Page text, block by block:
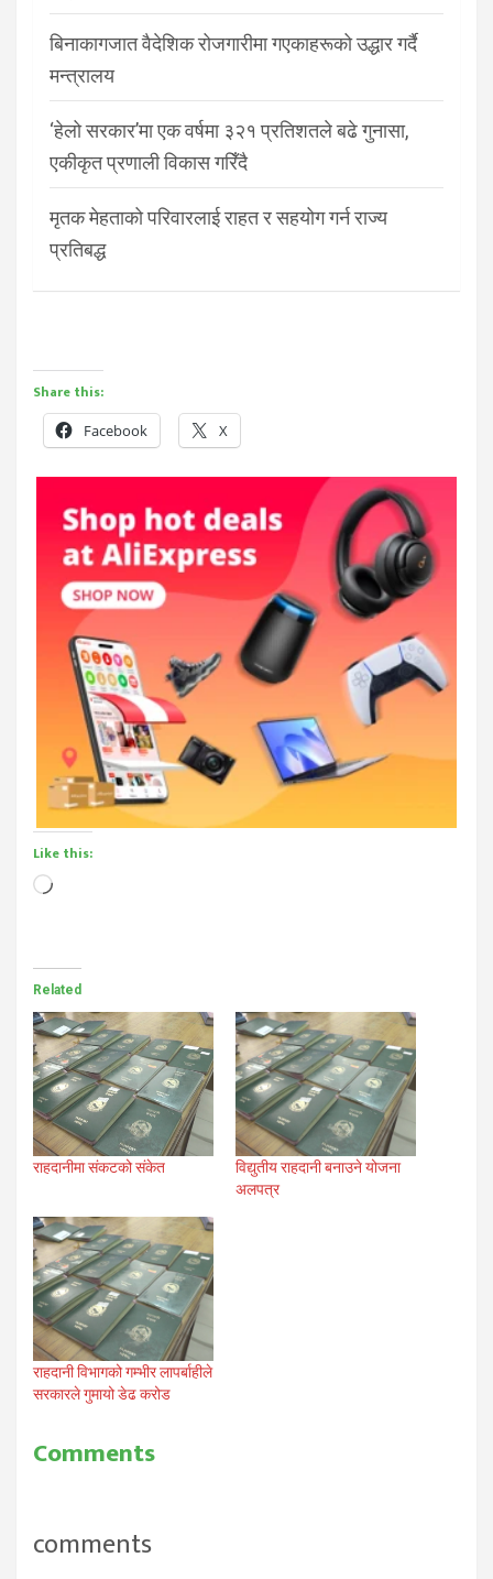
बिनाकागजात वैदेशिक रोजगारीमा गएकाहरूको उद्धार गर्दै
मन्त्रालय
‘हेलो सरकार’मा एक वर्षमा ३२१ प्रतिशतले बढे गुनासा,
एकीकृत प्रणाली विकास गरिँदै
मृतक मेहताको परिवारलाई राहत र सहयोग गर्न राज्य
प्रतिबद्ध
Share this:
Facebook X
Like this:
Loading…
Related
राहदानीमा संकटको संकेत
विद्युतीय राहदानी बनाउने योजना
अलपत्र
राहदानी विभागको गम्भीर लापर्बाहीले
सरकारले गुमायो डेढ करोड
Comments
comments